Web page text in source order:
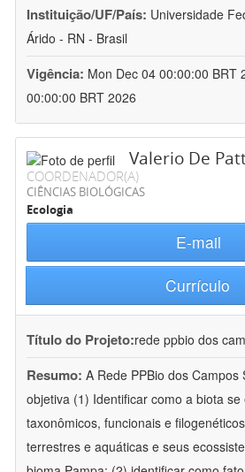
Instituição/UF/País: Universidade
Árido - RN - Brasil
Vigência: Mon Dec 04 00:00:00 BRT
00:00:00 BRT 2026
Valerio De
COORDENADOR(A)
CIÊNCIAS BIOLÓGICAS
Ecologia
E-mail
Currículo
Título do Projeto:rede ppbio dos
Resumo: A Rede PPBio dos Campos
objetiva (1) Identificar como a biota
taxonômicos, funcionais e
terrestres e aquáticas e seus